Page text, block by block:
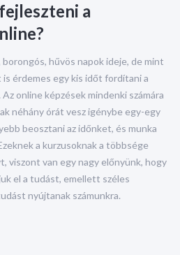
a
hűvös napok ideje, de mint
érdemes egy kis időt fordítani a
online képzések mindenki számára
néhány órát vesz igénybe egy-egy
beosztani az időnket, és munka
a kurzusoknak a többsége
viszont van egy nagy előnyünk, hogy
el a tudást, emellett széles
nyújtanak számunkra.